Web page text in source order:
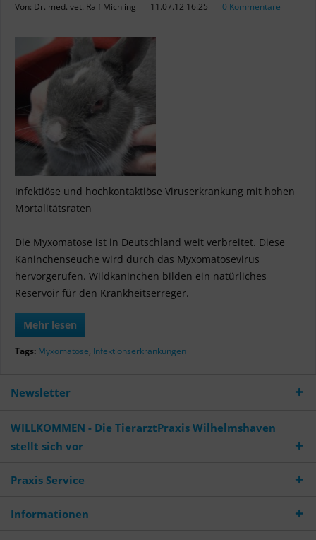
Von: Dr. med. vet. Ralf Michling 11.07.12 16:25 0 Kommentare
Infektiöse und hochkontaktiöse Viruserkrankung mit hohen
Mortalitätsraten
Die Myxomatose ist in Deutschland weit verbreitet. Diese
Kaninchenseuche wird durch das Myxomatosevirus
hervorgerufen. Wildkaninchen bilden ein natürliches
Reservoir für den Krankheitserreger.
Mehr lesen
Tags: Myxomatose, Infektionserkrankungen
Newsletter
WILLKOMMEN - Die TierarztPraxis Wilhelmshaven
stellt sich vor
Praxis Service
Informationen